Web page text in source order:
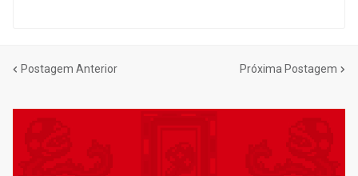
Postagem Anterior Próxima Postagem